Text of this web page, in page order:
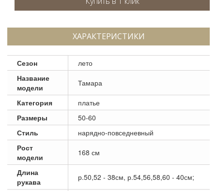
ХАРАКТЕРИСТИКИ
Сезон
лето
Название
модели
Тамара
Категория
платье
Размеры
50-60
Стиль
нарядно-повседневный
Рост
модели
168 см
Длина
рукава
р.50,52 - 38см, р.54,56,58,60 - 40см;